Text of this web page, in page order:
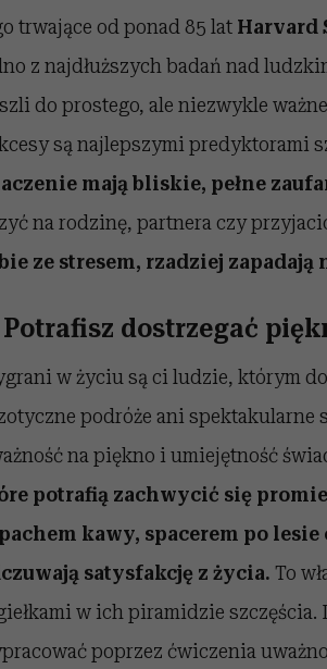
trwające od ponad 85 lat Harvard
z najdłuższych badań nad
do prostego, ale niezwykle
są najlepszymi predyktorami
mają bliskie, pełne
na rodzinę, partnera czy
ze stresem, rzadziej zapadają
Potrafisz dostrzegać
w życiu są ci ludzie, którym
podróże ani spektakularne
na piękno i umiejętność
potrafią zachwycić się
kawy, spacerem po
satysfakcję z życia. To
w ich piramidzie szczęścia.
poprzez ćwiczenia